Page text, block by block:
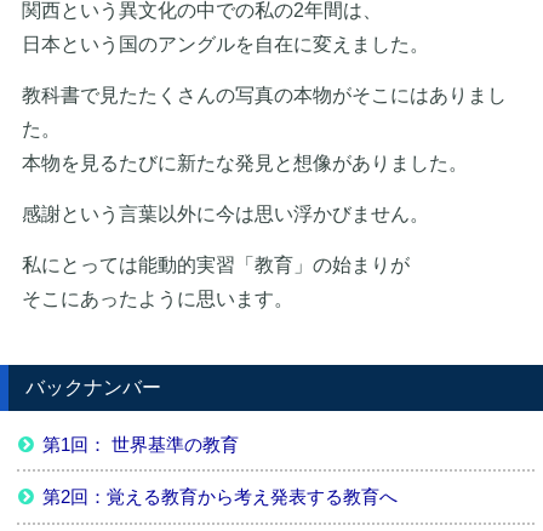
関西という異文化の中での私の2年間は、
日本という国のアングルを自在に変えました。
教科書で見たたくさんの写真の本物がそこにはありまし
た。
本物を見るたびに新たな発見と想像がありました。
感謝という言葉以外に今は思い浮かびません。
私にとっては能動的実習「教育」の始まりが
そこにあったように思います。
バックナンバー
第1回： 世界基準の教育
第2回：覚える教育から考え発表する教育へ